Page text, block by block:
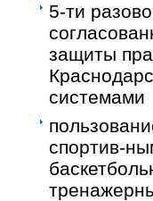
5-ти
защиты
системами
спортив-